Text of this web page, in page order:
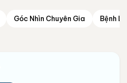
Góc Nhìn Chuyên Gia Bệnh